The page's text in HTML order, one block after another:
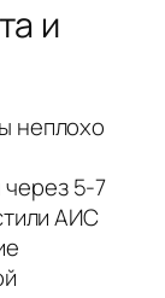
и
неплохо
5-7
АИС